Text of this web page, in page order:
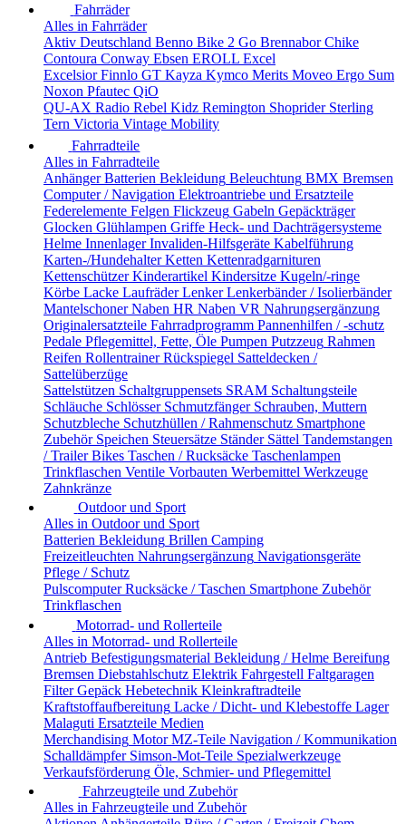
Fahrräder
Alles in Fahrräder
Aktiv Deutschland Benno Bike 2 Go Brennabor Chike
Contoura Conway Ebsen EROLL Excel
Excelsior Finnlo GT Kayza Kymco Merits Moveo Ergo Sum
Noxon Pfautec QiO
QU-AX Radio Rebel Kidz Remington Shoprider Sterling
Tern Victoria Vintage Mobility
Fahrradteile
Alles in Fahrradteile
Anhänger Batterien Bekleidung Beleuchtung BMX Bremsen
Computer / Navigation Elektroantriebe und Ersatzteile
Federelemente Felgen Flickzeug Gabeln Gepäckträger
Glocken Glühlampen Griffe Heck- und Dachträgersysteme
Helme Innenlager Invaliden-Hilfsgeräte Kabelführung
Karten-/Hundehalter Ketten Kettenradgarnituren
Kettenschützer Kinderartikel Kindersitze Kugeln/-ringe
Körbe Lacke Laufräder Lenker Lenkerbänder / Isolierbänder
Mantelschoner Naben HR Naben VR Nahrungsergänzung
Originalersatzteile Fahrradprogramm Pannenhilfen / -schutz
Pedale Pflegemittel, Fette, Öle Pumpen Putzzeug Rahmen
Reifen Rollentrainer Rückspiegel Satteldecken /
Sattelüberzüge
Sattelstützen Schaltgruppensets SRAM Schaltungsteile
Schläuche Schlösser Schmutzfänger Schrauben, Muttern
Schutzbleche Schutzhüllen / Rahmenschutz Smartphone
Zubehör Speichen Steuersätze Ständer Sättel Tandemstangen
/ Trailer Bikes Taschen / Rucksäcke Taschenlampen
Trinkflaschen Ventile Vorbauten Werbemittel Werkzeuge
Zahnkränze
Outdoor und Sport
Alles in Outdoor und Sport
Batterien Bekleidung Brillen Camping
Freizeitleuchten Nahrungsergänzung Navigationsgeräte
Pflege / Schutz
Pulscomputer Rucksäcke / Taschen Smartphone Zubehör
Trinkflaschen
Motorrad- und Rollerteile
Alles in Motorrad- und Rollerteile
Antrieb Befestigungsmaterial Bekleidung / Helme Bereifung
Bremsen Diebstahlschutz Elektrik Fahrgestell Faltgaragen
Filter Gepäck Hebetechnik Kleinkraftradteile
Kraftstoffaufbereitung Lacke / Dicht- und Klebestoffe Lager
Malaguti Ersatzteile Medien
Merchandising Motor MZ-Teile Navigation / Kommunikation
Schalldämpfer Simson-Mot-Teile Spezialwerkzeuge
Verkaufsförderung Öle, Schmier- und Pflegemittel
Fahrzeugteile und Zubehör
Alles in Fahrzeugteile und Zubehör